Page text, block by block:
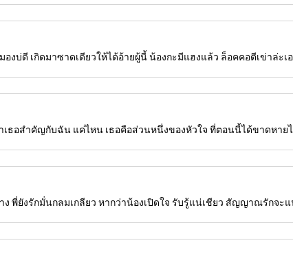
บ่ดี เกิดมาซาดเดียวให้ได้อ้ายผู้นี้ น้องกะมีแฮงแล้ว ล็อคคอตีเข่าล่ะเอ
ธอสำคัญกับฉัน แค่ไหน เธอคือส่วนหนึ่งของหัวใจ ที่ตอนนี้ได้ขาดหายไป
ง พี่ยังรักมั่นกลมเกลียว หากว่าน้องเปิดใจ รับรู้แน่เชียว สัญญาณรักจะแ